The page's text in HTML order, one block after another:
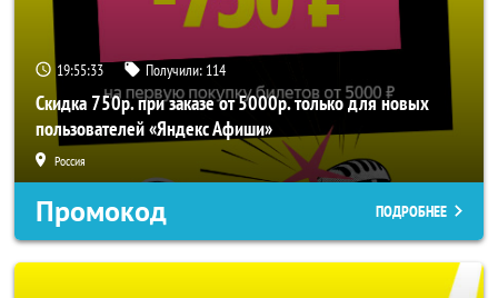
19:55:33 Получили: 114
Скидка 750р. при заказе от 5000р. только для новых
пользователей «Яндекс Афиши»
Россия
Промокод ПОДРОБНЕЕ